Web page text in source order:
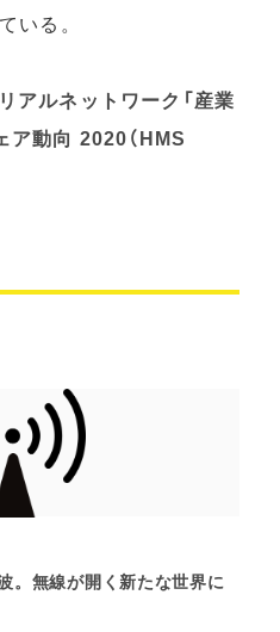
る。
アルネットワーク「産業
ア動向 2020（HMS
。無線が開く新たな世界に